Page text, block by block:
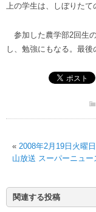
上の学生は、しぼりたて
参加した農学部2回生
し、勉強にもなる。最後
« 2008年2月19日火曜
山放送 スーパーニュー
関連する投稿